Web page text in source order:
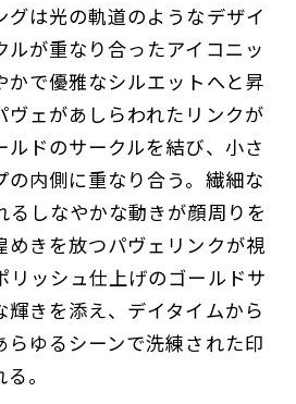
グは光の軌道のようなデザイ
ルが重なり合ったアイコニッ
かで優雅なシルエットへと昇
ヴェがあしらわれたリンクが
ルドのサークルを結び、小さ
の内側に重なり合う。繊細な
るしなやかな動きが顔周りを
めきを放つパヴェリンクが視
リッシュ仕上げのゴールドサ
輝きを添え、デイタイムから
らゆるシーンで洗練された印
。